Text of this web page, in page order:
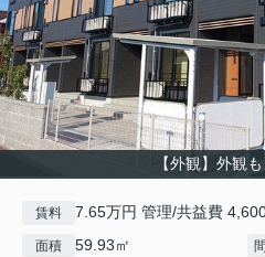
【外観】外観
賃料 7.65万円 管理/共益費
面積 59.93㎡